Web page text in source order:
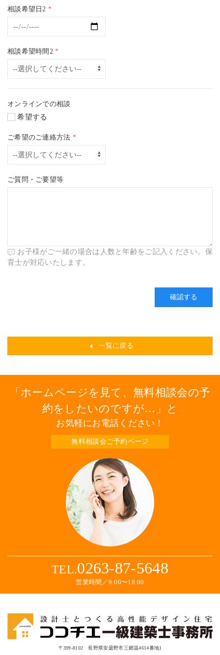
相談希望日2 *
相談希望時間2 *
オンラインでの相談
希望する
ご希望のご連絡方法 *
ご質問・ご要望等
お子様がご一緒の場合は人数と年齢をご記入ください。保
育士が対応いたします。
確認する
一覧に戻る
ホームページを見て、無料相談会の予
約をしたいのですが…
と
お気軽にお電話ください！
無料相談会ご予約ページ
TEL.0263-87-5648
営業時間／9:00〜18:00
〒399-8102 長野県安曇野市三郷温4614番地1